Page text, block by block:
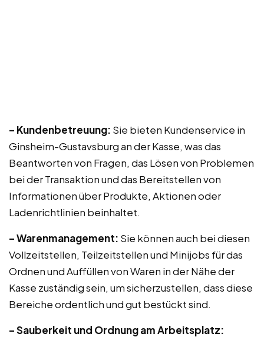
– Kundenbetreuung: Sie bieten Kundenservice in
Ginsheim-Gustavsburg an der Kasse, was das
Beantworten von Fragen, das Lösen von Problemen
bei der Transaktion und das Bereitstellen von
Informationen über Produkte, Aktionen oder
Ladenrichtlinien beinhaltet.
– Warenmanagement: Sie können auch bei diesen
Vollzeitstellen, Teilzeitstellen und Minijobs für das
Ordnen und Auffüllen von Waren in der Nähe der
Kasse zuständig sein, um sicherzustellen, dass diese
Bereiche ordentlich und gut bestückt sind.
– Sauberkeit und Ordnung am Arbeitsplatz: